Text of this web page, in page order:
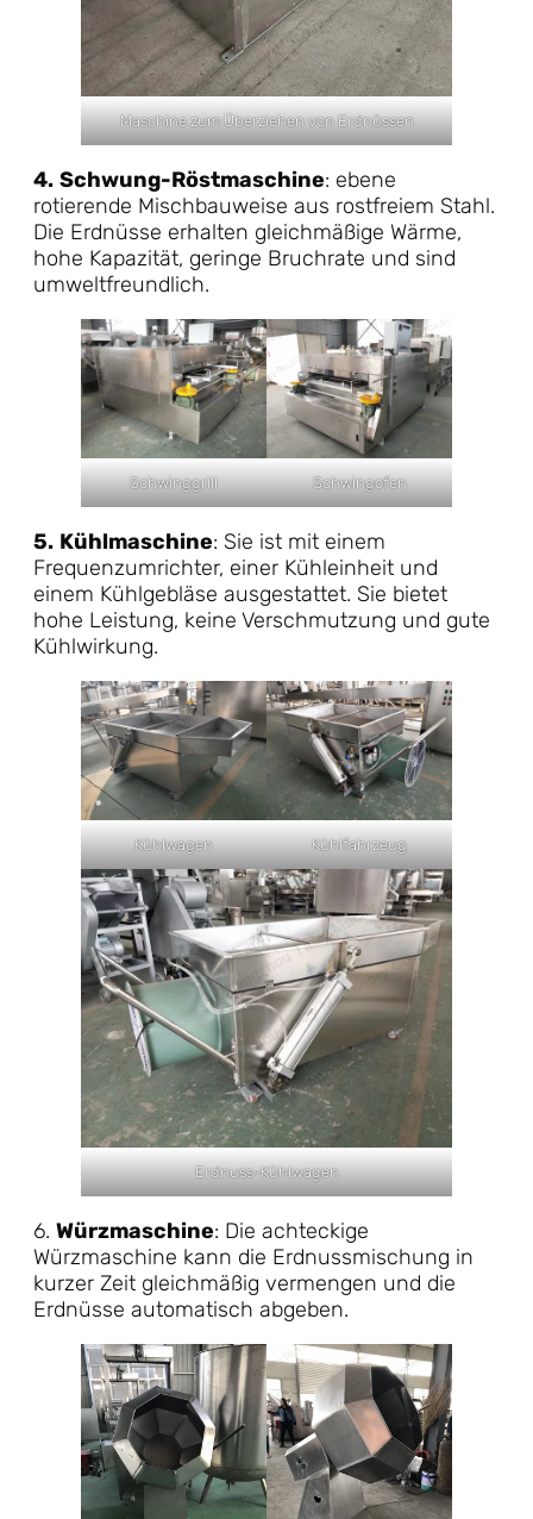
Maschine zum Überziehen von Erdnüssen
4. Schwung-Röstmaschine: ebene
rotierende Mischbauweise aus rostfreiem Stahl.
Die Erdnüsse erhalten gleichmäßige Wärme,
hohe Kapazität, geringe Bruchrate und sind
umweltfreundlich.
Schwinggrill Schwingofen
5. Kühlmaschine: Sie ist mit einem
Frequenzumrichter, einer Kühleinheit und
einem Kühlgebläse ausgestattet. Sie bietet
hohe Leistung, keine Verschmutzung und gute
Kühlwirkung.
Kühlwagen Kühlfahrzeug
Erdnuss-Kühlwagen
6. Würzmaschine: Die achteckige
Würzmaschine kann die Erdnussmischung in
kurzer Zeit gleichmäßig vermengen und die
Erdnüsse automatisch abgeben.